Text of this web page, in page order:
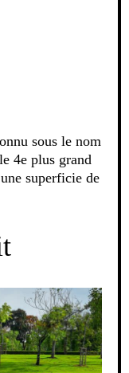
sous le nom
4e plus grand
superficie de